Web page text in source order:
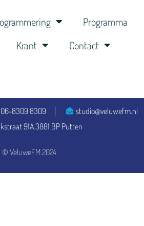
Programma
Krant Contact
© VeluweFM 2024
06-8309 8309
studio@veluwefm.nl
91A 3881 BP Putten